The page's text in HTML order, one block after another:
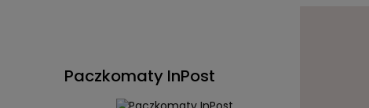
Paczkomaty InPost